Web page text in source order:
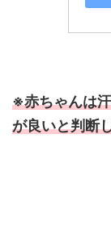
※赤ちゃんは
が良いと判断